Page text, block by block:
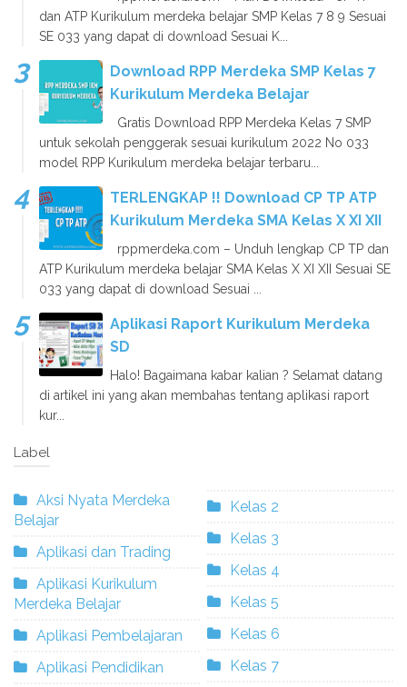
dan ATP Kurikulum merdeka belajar SMP Kelas 7 8 9 Sesuai
SE 033 yang dapat di download Sesuai K...
Download RPP Merdeka SMP Kelas 7
Kurikulum Merdeka Belajar
Gratis Download RPP Merdeka Kelas 7 SMP
untuk sekolah penggerak sesuai kurikulum 2022 No 033
model RPP Kurikulum merdeka belajar terbaru...
TERLENGKAP !! Download CP TP ATP
Kurikulum Merdeka SMA Kelas X XI XII
rppmerdeka.com – Unduh lengkap CP TP dan
ATP Kurikulum merdeka belajar SMA Kelas X XI XII Sesuai SE
033 yang dapat di download Sesuai ...
Aplikasi Raport Kurikulum Merdeka
SD
Halo! Bagaimana kabar kalian ? Selamat datang
di artikel ini yang akan membahas tentang aplikasi raport
kur...
Label
Aksi Nyata Merdeka
Belajar
Aplikasi dan Trading
Aplikasi Kurikulum
Merdeka Belajar
Aplikasi Pembelajaran
Aplikasi Pendidikan
Kelas 2
Kelas 3
Kelas 4
Kelas 5
Kelas 6
Kelas 7